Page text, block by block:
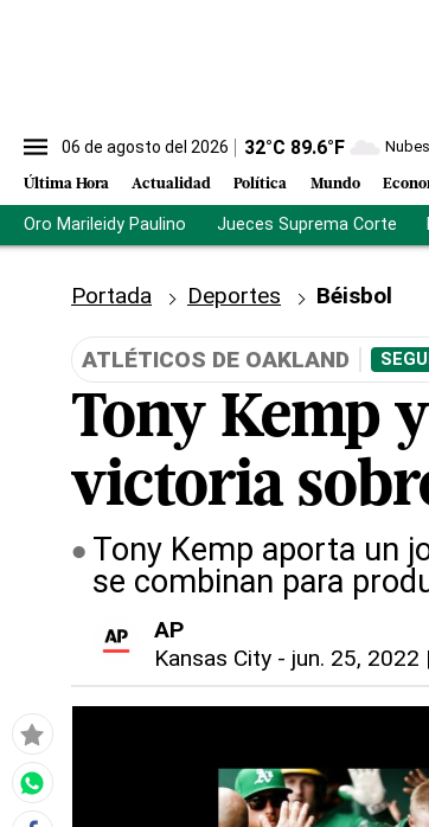
06 de agosto del 2026 32°C 89.6°F
Última Hora Actualidad Política Mundo
Oro Marileidy Paulino Jueces Suprema Corte
Portada Deportes Béisbol
ATLÉTICOS DE OAKLAND
Tony Kemp
victoria
Tony Kemp aporta un
se combinan para
AP
Kansas City - jun. 25, 2022